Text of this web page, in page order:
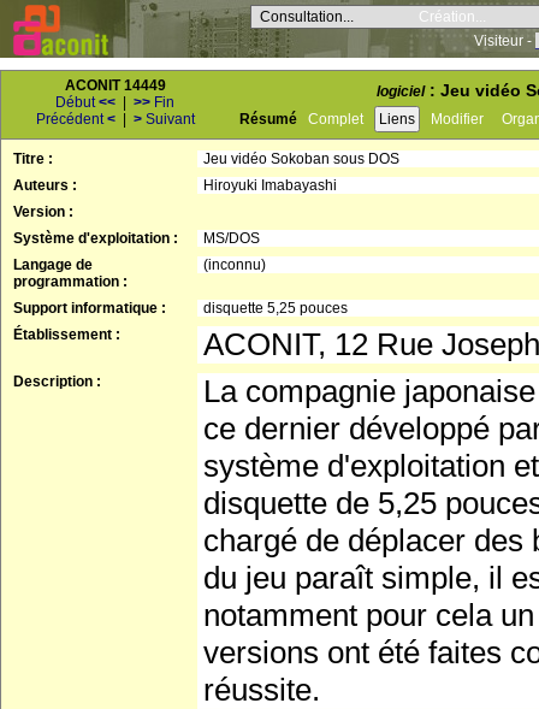
Consultation...
Création...
Visiteur -
ACONIT 14449
Début<< >> Fin
Précédent< > Suivant
logiciel: Jeu vidéo
Résumé Complet Liens Modifier
Titre :
Jeu vidéo Sokoban sous DOS
Auteurs :
Hiroyuki Imabayashi
Version :
Système d'exploitation :
MS/DOS
Langage de
programmation :
(inconnu)
Support informatique :
disquette 5,25 pouces
Établissement :
ACONIT, 12 Rue
Description :
La compagnie
ce dernier développé
système d'exploitation
disquette de 5,25
chargé de déplacer des
du jeu paraît simple, il
notamment pour cela
versions ont été faites
réussite.